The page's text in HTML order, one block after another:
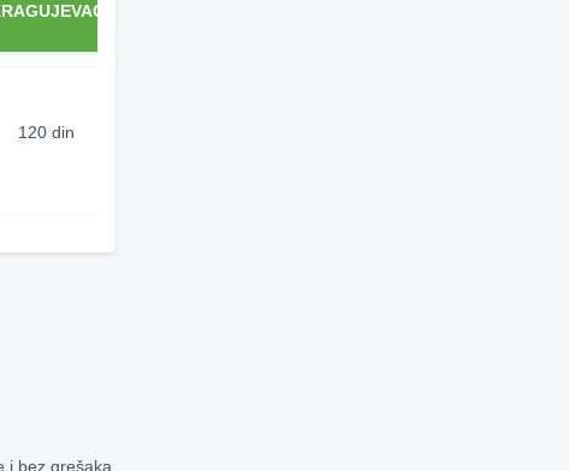
120 din
bez grešaka.